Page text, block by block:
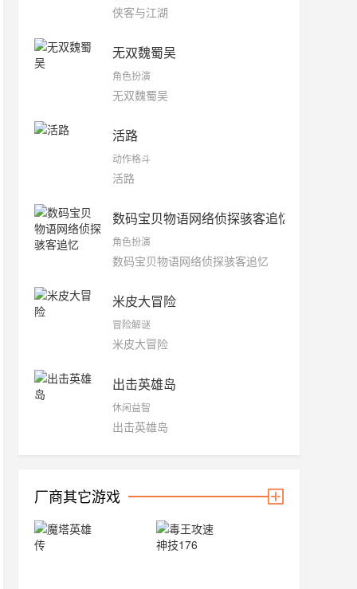
侠客与江湖
无双魏蜀吴
角色扮演
无双魏蜀吴
活路
动作格斗
活路
数码宝贝物语网络侦探骇客追忆
角色扮演
数码宝贝物语网络侦探骇客追忆
米皮大冒险
冒险解谜
米皮大冒险
出击英雄岛
休闲益智
出击英雄岛
厂商其它游戏